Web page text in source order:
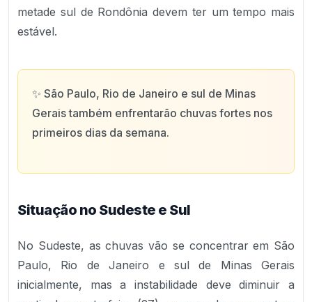
metade sul de Rondônia devem ter um tempo mais
estável.
✨ São Paulo, Rio de Janeiro e sul de Minas
Gerais também enfrentarão chuvas fortes nos
primeiros dias da semana.
Situação no Sudeste e Sul
No Sudeste, as chuvas vão se concentrar em São
Paulo, Rio de Janeiro e sul de Minas Gerais
inicialmente, mas a instabilidade deve diminuir a